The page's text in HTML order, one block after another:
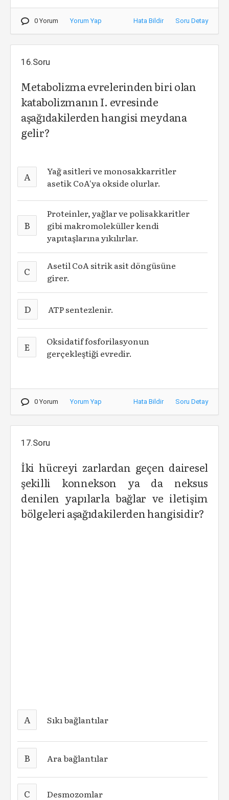
0 Yorum Yorum Yap Hata Bildir Soru Detay
16.Soru
Metabolizma evrelerinden biri olan
katabolizmanın I. evresinde
aşağıdakilerden hangisi meydana
gelir?
A
Yağ asitleri ve monosakkarritler
asetik CoA'ya okside olurlar.
B
Proteinler, yağlar ve polisakkaritler
gibi makromoleküller kendi
yapıtaşlarına yıkılırlar.
C
Asetil CoA sitrik asit döngüsüne
girer.
D ATP sentezlenir.
E
Oksidatif fosforilasyonun
gerçekleştiği evredir.
0 Yorum Yorum Yap Hata Bildir Soru Detay
17.Soru
İki hücreyi zarlardan geçen dairesel
şekilli konnekson ya da neksus
denilen yapılarla bağlar ve iletişim
bölgeleri aşağıdakilerden hangisidir?
A Sıkı bağlantılar
B Ara bağlantılar
C Desmozomlar